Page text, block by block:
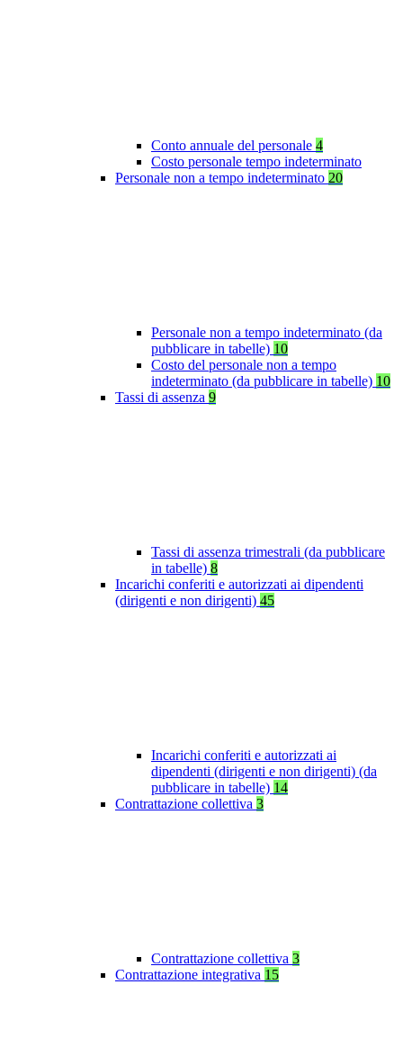
Conto annuale del personale 4
Costo personale tempo indeterminato
Personale non a tempo indeterminato 20
Personale non a tempo indeterminato (da
pubblicare in tabelle) 10
Costo del personale non a tempo
indeterminato (da pubblicare in tabelle) 10
Tassi di assenza 9
Tassi di assenza trimestrali (da pubblicare
in tabelle) 8
Incarichi conferiti e autorizzati ai dipendenti
(dirigenti e non dirigenti) 45
Incarichi conferiti e autorizzati ai
dipendenti (dirigenti e non dirigenti) (da
pubblicare in tabelle) 14
Contrattazione collettiva 3
Contrattazione collettiva 3
Contrattazione integrativa 15